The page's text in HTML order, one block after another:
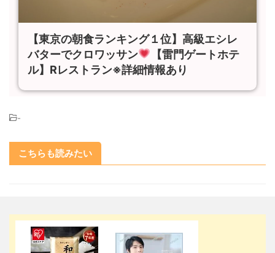
【東京の朝食ランキング１位】高級エシレ
バターでクロワッサン
【雷門ゲートホテ
ル】Rレストラン※詳細情報あり
-
こちらも読みたい